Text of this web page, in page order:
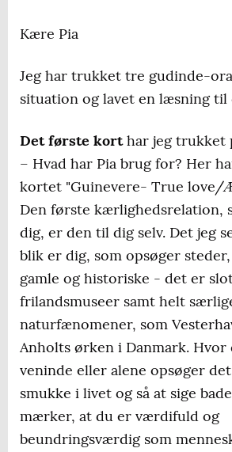
Kære Pia
Jeg har trukket tre gudinde-
situation og lavet en læsning til
Det første korthar jeg trukket
– Hvad har Pia brug for? Her
kortet "Guinevere- True love/
Den første kærlighedsrelation,
dig, er den til dig selv. Det jeg
blik er dig, som opsøger
gamle og historiske - det er
frilandsmuseer samt helt
naturfænomener, som
Anholts ørken i Danmark. Hvor
veninde eller alene opsøger
smukke i livet og så at sige
mærker, at du er værdifuld og
beundringsværdig som